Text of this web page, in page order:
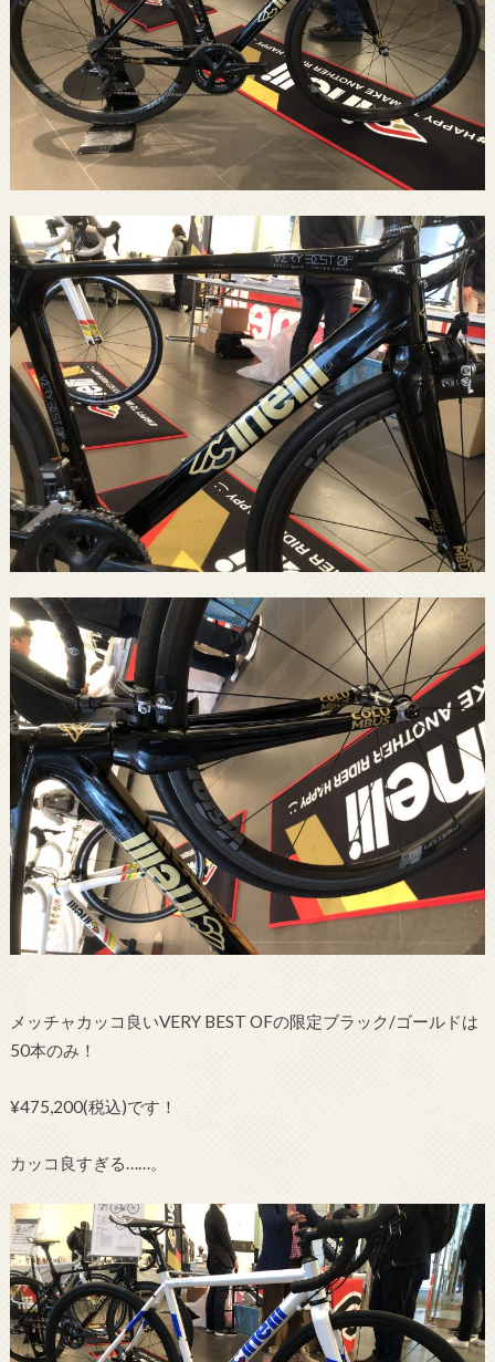
メッチャカッコ良いVERY BEST OFの限定ブラック/ゴールドは
50本のみ！
¥475,200(税込)です！
カッコ良すぎる……。